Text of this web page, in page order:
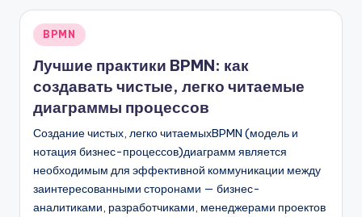
h
t
s
Опубликовано
BPMN
Лучшие практики BPMN: как
создавать чистые, легко читаемые
диаграммы процессов
Создание чистых, легко читаемыхBPMN (модель и
нотация бизнес-процессов)диаграмм является
необходимым для эффективной коммуникации между
заинтересованными сторонами — бизнес-
аналитиками, разработчиками, менеджерами проектов